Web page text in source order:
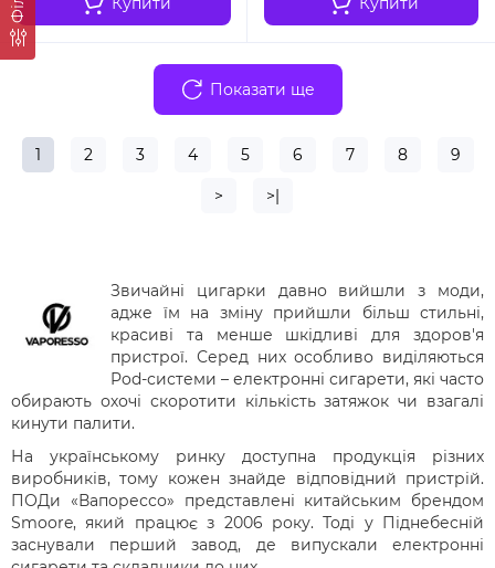
Показати ще
1 2 3 4 5 6 7 8 9
> >|
Звичайні цигарки давно вийшли з моди,
адже їм на зміну прийшли більш стильні,
красиві та менше шкідливі для здоров'я
пристрої. Серед них особливо виділяються
Pod-системи – електронні сигарети, які часто
обирають охочі скоротити кількість затяжок чи взагалі
кинути палити.
На українському ринку доступна продукція різних
виробників, тому кожен знайде відповідний пристрій.
ПОДи «Вапорессо» представлені китайським брендом
Smoore, який працює з 2006 року. Тоді у Піднебесній
заснували перший завод, де випускали електронні